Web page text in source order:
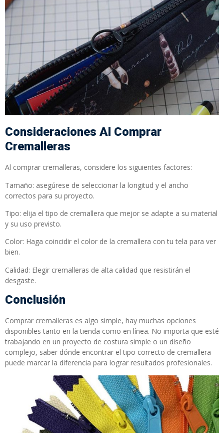
Consideraciones Al Comprar
Cremalleras
Al comprar cremalleras, considere los siguientes factores:
Tamaño: asegúrese de seleccionar la longitud y el ancho
correctos para su proyecto.
Tipo: elija el tipo de cremallera que mejor se adapte a su material
y su uso previsto.
Color: Haga coincidir el color de la cremallera con tu tela para ver
bien.
Calidad: Elegir cremalleras de alta calidad que resistirán el
desgaste.
Conclusión
Comprar cremalleras es algo simple, hay muchas opciones
disponibles tanto en la tienda como en línea. No importa que esté
trabajando en un proyecto de costura simple o un diseño
complejo, saber dónde encontrar el tipo correcto de cremallera
puede marcar la diferencia para lograr resultados profesionales.